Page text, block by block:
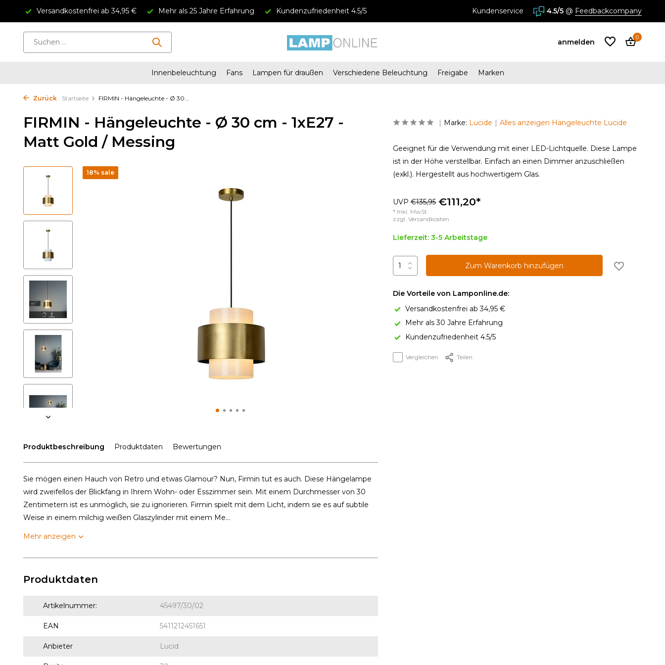
Versandkostenfrei ab 34,95 € Mehr als 25 Jahre Erfahrung Kundenzufriedenheit 4.5/5 Kundenservice 4.5/5 @ Feedbackcompany
anmelden
Benutzerkonto
0
Innenbeleuchtung Fans Lampen für draußen Verschiedene Beleuchtung Freigabe Marken
Zurück Startseite FIRMIN - Hängeleuchte - Ø 30...
FIRMIN - Hängeleuchte - Ø 30 cm - 1xE27 -
Matt Gold / Messing
18% sale
Produktbeschreibung Produktdaten Bewertungen
Sie mögen einen Hauch von Retro und etwas Glamour? Nun, Firmin tut es auch. Diese Hängelampe
wird zweifellos der Blickfang in Ihrem Wohn- oder Esszimmer sein. Mit einem Durchmesser von 30
Zentimetern ist es unmöglich, sie zu ignorieren. Firmin spielt mit dem Licht, indem sie es auf subtile
Weise in einem milchig weißen Glaszylinder mit einem Me...
Mehr anzeigen
Produktdaten
Artikelnummer: 45497/30/02
EAN 5411212451651
Anbieter Lucid
Marke: Lucide Alles anzeigen Hängeleuchte Lucide
Geeignet für die Verwendung mit einer LED-Lichtquelle. Diese Lampe
ist in der Höhe verstellbar. Einfach an einen Dimmer anzuschließen
(exkl.). Hergestellt aus hochwertigem Glas.
UVP€135,95 €111,20*
* Inkl. MwSt.
zzgl. Versandkosten
Lieferzeit: 3-5 Arbeitstage
Zum Warenkorb hinzufügen
Die Vorteile von Lamponline.de:
Versandkostenfrei ab 34,95 €
Mehr als 30 Jahre Erfahrung
Kundenzufriedenheit 4.5/5
Vergleichen Teilen